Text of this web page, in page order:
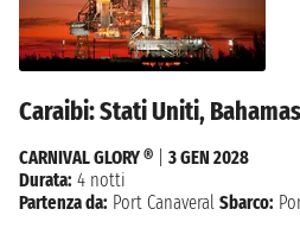
Caraibi: Stati Uniti, Bahamas
CARNIVAL GLORY ®
3 GEN 2028
Durata: 4 notti
Partenza da: Port Canaveral Sbarco: